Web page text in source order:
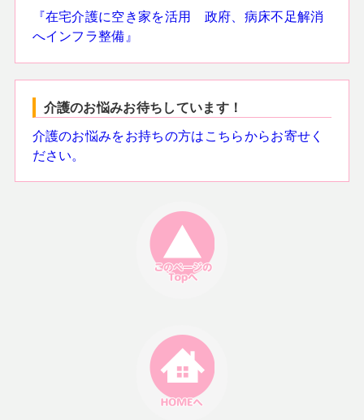
『在宅介護に空き家を活用 政府、病床不足解消
へインフラ整備』
介護のお悩みお待ちしています！
介護のお悩みをお持ちの方はこちらからお寄せく
ださい。